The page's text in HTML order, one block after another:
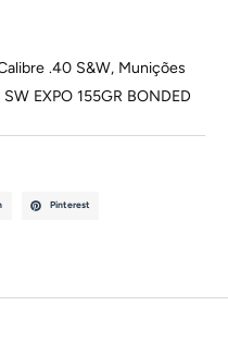
.40 S&W, Munições
EXPO 155GR BONDED
Pinterest